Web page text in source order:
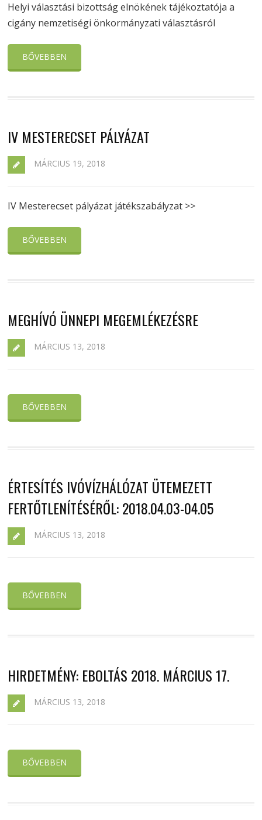
Helyi választási bizottság elnökének tájékoztatója a
cigány nemzetiségi önkormányzati választásról
BŐVEBBEN
IV MESTERECSET PÁLYÁZAT
MÁRCIUS 19, 2018
IV Mesterecset pályázat játékszabályzat >>
BŐVEBBEN
MEGHÍVÓ ÜNNEPI MEGEMLÉKEZÉSRE
MÁRCIUS 13, 2018
BŐVEBBEN
ÉRTESÍTÉS IVÓVÍZHÁLÓZAT ÜTEMEZETT
FERTŐTLENÍTÉSÉRŐL: 2018.04.03-04.05
MÁRCIUS 13, 2018
BŐVEBBEN
HIRDETMÉNY: EBOLTÁS 2018. MÁRCIUS 17.
MÁRCIUS 13, 2018
BŐVEBBEN